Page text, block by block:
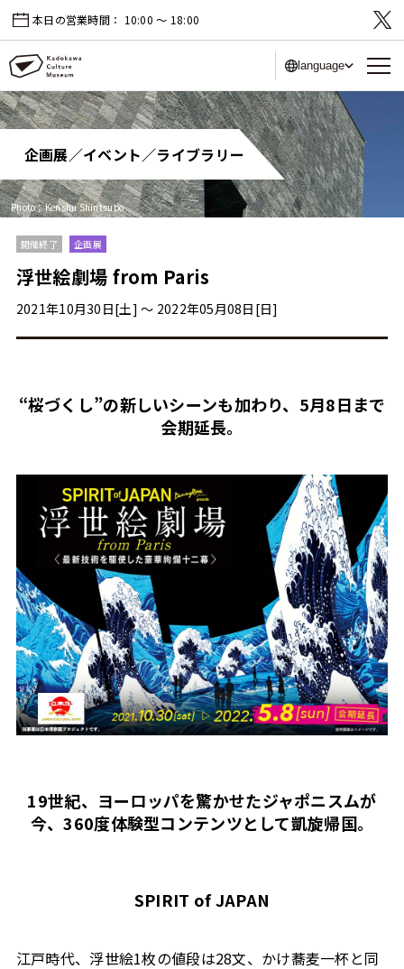
本日の営業時間： 10:00 〜 18:00
language
企画展／イベント／ライブラリー
Photo：Kenshu Shintsubo
開催終了 企画展
浮世絵劇場 from Paris
2021年10月30日[土] 〜 2022年05月08日[日]
“桜づくし”の新しいシーンも加わり、5月8日まで
会期延長。
19世紀、ヨーロッパを驚かせたジャポニスムが
今、360度体験型コンテンツとして凱旋帰国。
SPIRIT of JAPAN
江戸時代、浮世絵1枚の値段は28文、かけ蕎麦一杯と同